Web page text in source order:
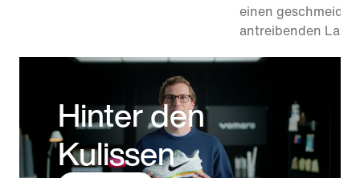
einen
antreibenden Lauf.
Hinter den
Kulissen